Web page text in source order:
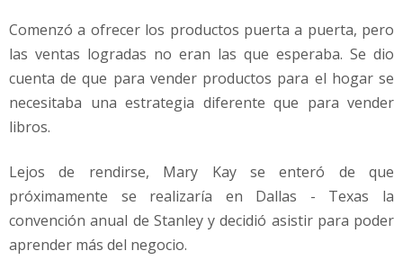
Comenzó a ofrecer los productos puerta a puerta, pero
las ventas logradas no eran las que esperaba. Se dio
cuenta de que para vender productos para el hogar se
necesitaba una estrategia diferente que para vender
libros.
Lejos de rendirse, Mary Kay se enteró de que
próximamente se realizaría en Dallas - Texas la
convención anual de Stanley y decidió asistir para poder
aprender más del negocio.